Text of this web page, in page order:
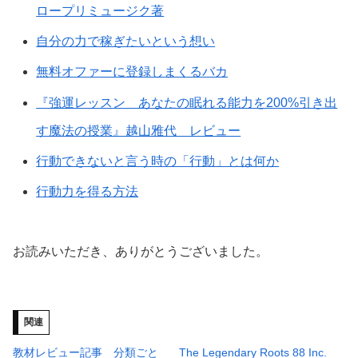
ロープリミュージク著
自分の力で稼ぎたいという想い
無料オファーに登録しまくるバカ
『強運レッスン あなたの眠れる能力を200%引き出
す魔法の授業』越山雅代 レビュー
行動できないと言う時の「行動」とは何か
行動力を得る方法
お読みいただき、ありがとうございました。
関連
教材レビュー記事 分類ごと The Legendary Roots 88 Inc.